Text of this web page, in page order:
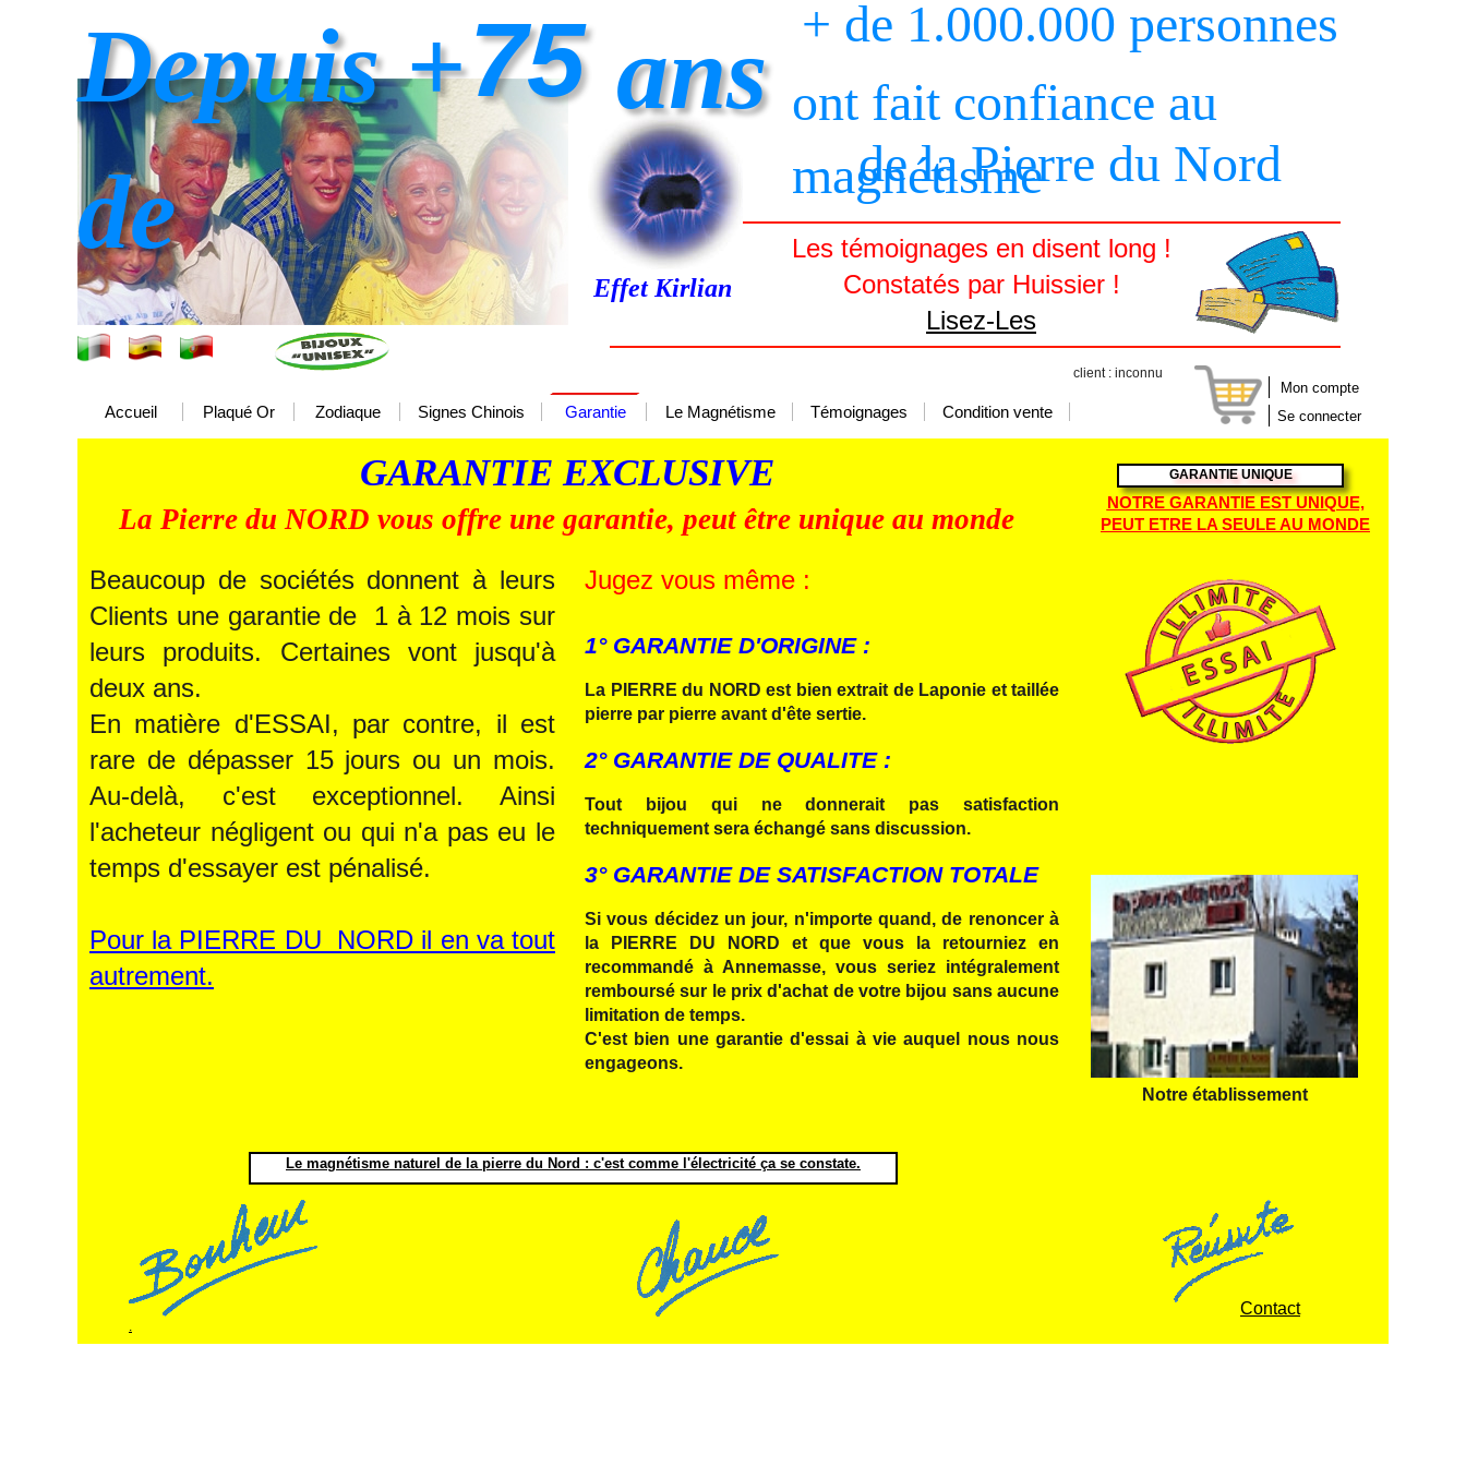
Effet Kirlian
Les témoignages en disent long !
Constatés par Huissier !
Lisez-Les
Mon compte
Se connecter
client : inconnu
ans
Accueil Plaqué Or Zodiaque Signes Chinois Garantie Le Magnétisme Témoignages Condition vente
75 + de 1.000.000 personnes
de la Pierre du Nord
ont fait confiance au
magnétisme
Depuis +
de
GARANTIE EXCLUSIVE
La Pierre du NORD vous offre une garantie, peut être unique au monde
Jugez vous même :
1° GARANTIE D'ORIGINE :
La PIERRE du NORD est bien extrait de Laponie et taillée
pierre par pierre avant d'ête sertie.
2° GARANTIE DE QUALITE :
Tout bijou qui ne donnerait pas satisfaction
techniquement sera échangé sans discussion.
3° GARANTIE DE SATISFACTION TOTALE
Si vous décidez un jour, n'importe quand, de renoncer à
la PIERRE DU NORD et que vous la retourniez en
recommandé à Annemasse, vous seriez intégralement
remboursé sur le prix d'achat de votre bijou sans aucune
limitation de temps.
C'est bien une garantie d'essai à vie auquel nous nous
engageons.
Le magnétisme naturel de la pierre du Nord : c'est comme l'électricité ça se constate.
Beaucoup de sociétés donnent à leurs
Clients une garantie de 1 à 12 mois sur
leurs produits. Certaines vont jusqu'à
deux ans.
En matière d'ESSAI, par contre, il est
rare de dépasser 15 jours ou un mois.
Au-delà, c'est exceptionnel. Ainsi
l'acheteur négligent ou qui n'a pas eu le
temps d'essayer est pénalisé.
Pour la PIERRE DU NORD il en va tout
autrement.
.
NOTRE GARANTIE EST UNIQUE,
PEUT ETRE LA SEULE AU MONDE
GARANTIE UNIQUE
Contact
Notre établissement